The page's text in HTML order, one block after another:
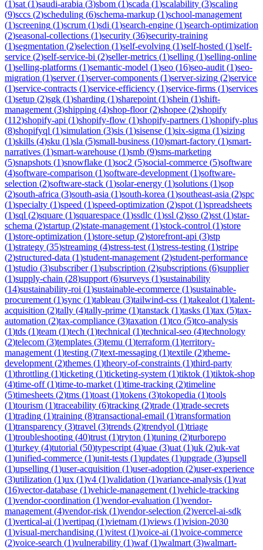
(1)sat (1)saudi-arabia (3)sbom (1)scada (1)scalability (3)scaling
(9)sccs (2)scheduling (6)schema-markup (1)school-management
(1)screening (1)scrum (1)sdi (1)search-engine (1)search-optimization
(2)seasonal-collections (1)security (36)security-training
(1)segmentation (2)selection (1)self-evolving (1)self-hosted (1)self-
service (2)self-service-bi (2)seller-metrics (1)selling (1)selling-online
(1)selling-platforms (1)semantic-model (1)seo (16)seo-audit (1)seo-
migration (1)server(1)server-components (1)server-sizing (2)service
(1)service-contracts (1)service-efficiency (1)service-firms (1)services
(1)setup (2)sgk (1)sharding (1)sharepoint (1)shein (1)shift-
management (3)shipping (4)shop-floor(2)shopee (2)shopify
(112)shopify-api (1)shopify-flow (1)shopify-partners (1)shopify-plus
(8)shopifyql (1)simulation (3)sis (1)sisense (1)six-sigma (1)sizing
(1)skills (4)sku (1)sla (5)small-business (10)smart-factory (1)smart-
narratives (1)smart-warehouse (1)smb (9)sms-marketing
(5)snapshots (1)snowflake (1)soc2 (5)social-commerce (5)software
(4)software-comparison (1)software-development (1)software-
selection (2)software-stack (1)solar-energy (1)solutions (1)sop
(2)south-africa (3)south-asia (1)south-korea (1)southeast-asia (2)spc
(1)specialty (1)speed (1)speed-optimization (2)spot (1)spreadsheets
(1)sql (2)square (1)squarespace (1)ssdlc (1)ssl (2)sso (2)sst (1)star-
schema (2)startup (2)state-management (1)stock-control (1)store
(1)store-optimization (1)store-setup (2)storefront-api (3)stp
(1)strategy (35)streaming (4)stress-test (1)stress-testing (1)stripe
(2)structured-data (1)student-management (2)student-performance
(1)studio (3)subscriber(1)subscription (2)subscriptions (6)supplier
(1)supply-chain (28)support (6)surveys (1)sustainability
(14)sustainability-roi (1)sustainable-ecommerce (1)sustainable-
procurement (1)sync (1)tableau (3)tailwind-css (1)takealot (1)talent-
acquisition (2)tally (4)tally-prime (1)tanstack (1)tasks (1)tax (5)tax-
automation (2)tax-compliance (3)taxation (1)tco (5)tco-analysis
(1)tds (1)team (1)tech (1)technical (1)technical-seo (4)technology
(2)telecom (3)templates (3)temu (1)terraform (1)territory-
management (1)testing (7)text-messaging (1)textile (2)theme-
development (2)themes (1)theory-of-constraints (1)third-party
(1)throttling (1)ticketing (1)ticketing-system (1)tiktok (1)tiktok-shop
(4)time-off(1)time-to-market (1)time-tracking (2)timeline
(5)timesheets (2)tms (1)toast (1)tokens (3)tokopedia (1)tools
(1)tourism (1)traceability (6)tracking (2)trade (1)trade-secrets
(1)trading (1)training (8)transactional-email (1)transformation
(1)transparency (3)travel (3)trends (2)trendyol (1)triage
(1)troubleshooting (40)trust (1)tryton (1)tuning (2)turborepo
(1)turkey (4)tutorial (50)typescript (4)uae (3)uat (1)uk (2)uk-vat
(1)unified-commerce (1)unit-tests (1)updates (1)upgrade (3)upsell
(1)upselling (1)user-acquisition (1)user-adoption (2)user-experience
(3)utilization (1)ux (1)v4 (1)validation (1)variance-analysis (1)vat
(16)vector-database (1)vehicle-management (1)vehicle-tracking
(1)vendor-coordination (1)vendor-evaluation (1)vendor-
management (4)vendor-risk (1)vendor-selection (2)vercel-ai-sdk
(1)vertical-ai (1)vertipaq (1)vietnam (1)views (1)vision-2030
(1)visual-merchandising (1)vitest (1)voice-ai (1)voice-commerce
(2)voice-search (1)vulnerability (1)waf(1)walmart (3)walmart-